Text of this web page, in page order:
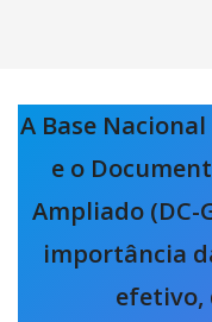
A Base
e o
Ampliado (DC-
importância
efetivo,